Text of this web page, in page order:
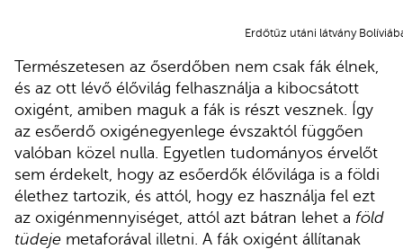
Erdőtűz utáni látvány
Természetesen az őserdőben nem csak fák élnek,
és az ott lévő élővilág felhasználja a kibocsátott
oxigént, amiben maguk a fák is részt vesznek. Így
az esőerdő oxigénegyenlege évszaktól függően
valóban közel nulla. Egyetlen tudományos érvelőt
sem érdekelt, hogy az esőerdők élővilága is a földi
élethez tartozik, és attól, hogy ez használja fel ezt
az oxigénmennyiséget, attól azt bátran lehet a föld
tüdeje metaforával illetni. A fák oxigént állítanak